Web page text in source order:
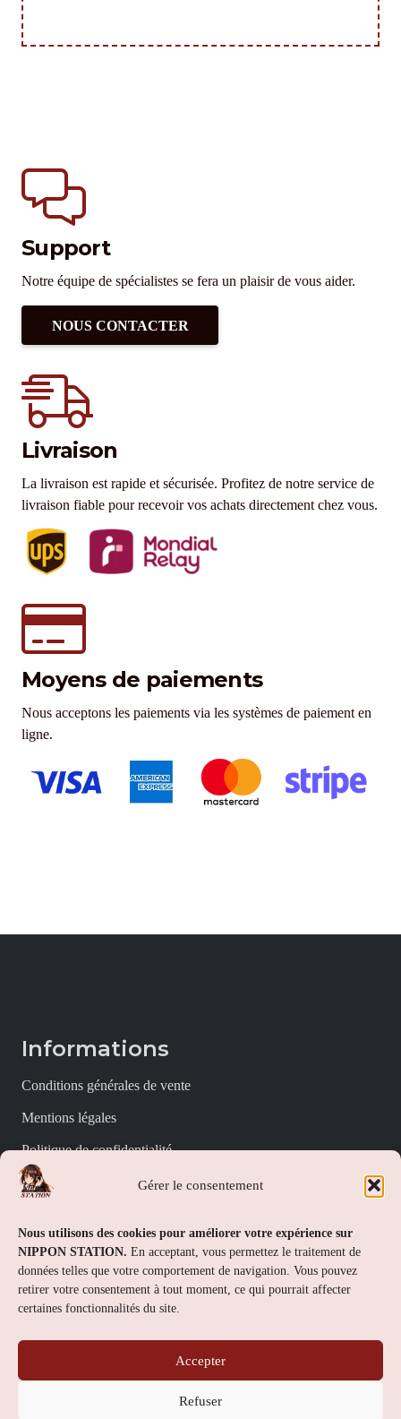
Gérer le consentement
Nous utilisons des cookies pour améliorer votre expérience sur
NIPPON STATION. En acceptant, vous permettez le traitement de
données telles que votre comportement de navigation. Vous pouvez
retirer votre consentement à tout moment, ce qui pourrait affecter
certaines fonctionnalités du site.
Accepter
Refuser
Support
Notre équipe de spécialistes se fera un plaisir de vous aider.
NOUS CONTACTER
Livraison
La livraison est rapide et sécurisée. Profitez de notre service de
livraison fiable pour recevoir vos achats directement chez vous.
Moyens de paiements
Nous acceptons les paiements via les systèmes de paiement en
ligne.
Informations
Conditions générales de vente
Mentions légales
Politique de confidentialité
Politique de cookies (UE)
Nippon Station
À propos
FAQs
Contact